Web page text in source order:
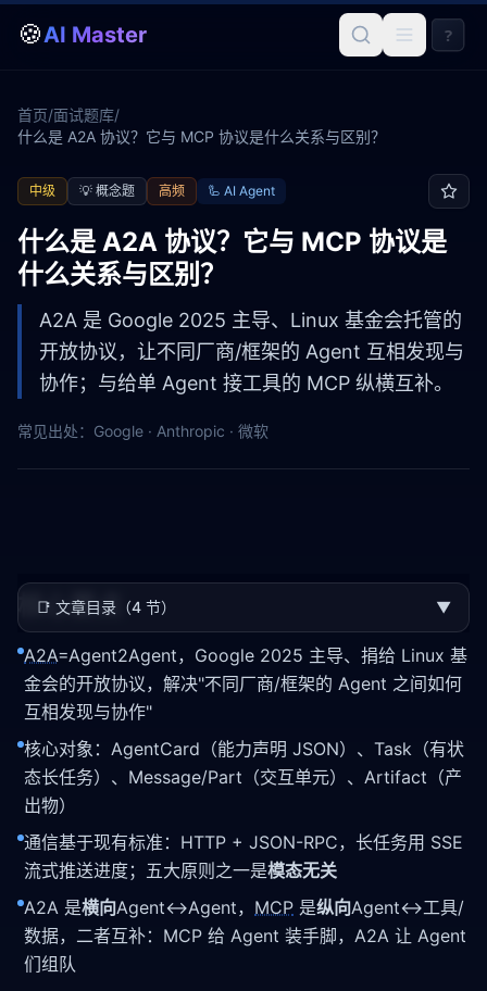
🍪AI Master ?
首页/面试题库/
什么是 A2A 协议？它与 MCP 协议是什么关系与区别？
中级 💡 概念题 高频 🦾 AI Agent
什么是 A2A 协议？它与 MCP 协议是
什么关系与区别？
A2A 是 Google 2025 主导、Linux 基金会托管的
开放协议，让不同厂商/框架的 Agent 互相发现与
协作；与给单 Agent 接工具的 MCP 纵横互补。
常见出处： Google · Anthropic · 微软
📑 文章目录（4 节） ▼
核心要点
A2A=Agent2Agent，Google 2025 主导、捐给 Linux 基
金会的开放协议，解决"不同厂商/框架的 Agent 之间如何
互相发现与协作"
核心对象：AgentCard（能力声明 JSON）、Task（有状
态长任务）、Message/Part（交互单元）、Artifact（产
出物）
通信基于现有标准：HTTP + JSON-RPC，长任务用 SSE
流式推送进度；五大原则之一是模态无关
A2A 是横向Agent↔Agent， MCP 是纵向Agent↔工具/
数据，二者互补：MCP 给 Agent 装手脚，A2A 让 Agent
们组队